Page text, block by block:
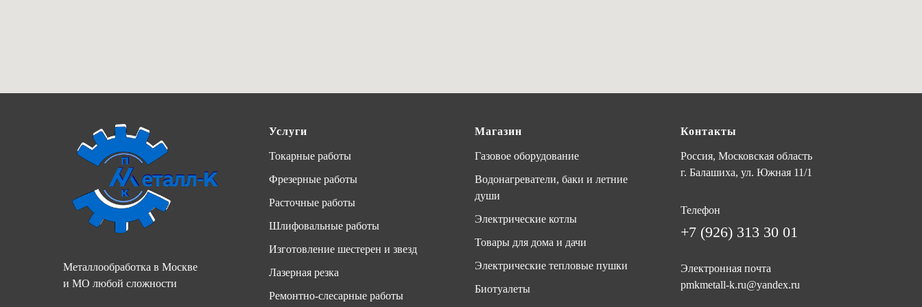
Металлообработка в Москве
и МО любой сложности
Услуги
Токарные работы
Фрезерные работы
Расточные работы
Шлифовальные работы
Изготовление шестерен и звезд
Лазерная резка
Ремонтно-слесарные работы
Магазин
Газовое оборудование
Водонагреватели, баки и летние
души
Электрические котлы
Товары для дома и дачи
Электрические тепловые пушки
Биотуалеты
Контакты
Россия, Московская область
г. Балашиха, ул. Южная 11/1
Телефон
+7 (926) 313 30 01
Электронная почта
pmkmetall-k.ru@yandex.ru